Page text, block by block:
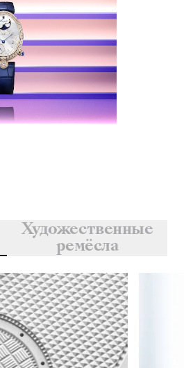
Художественные
ремёсла